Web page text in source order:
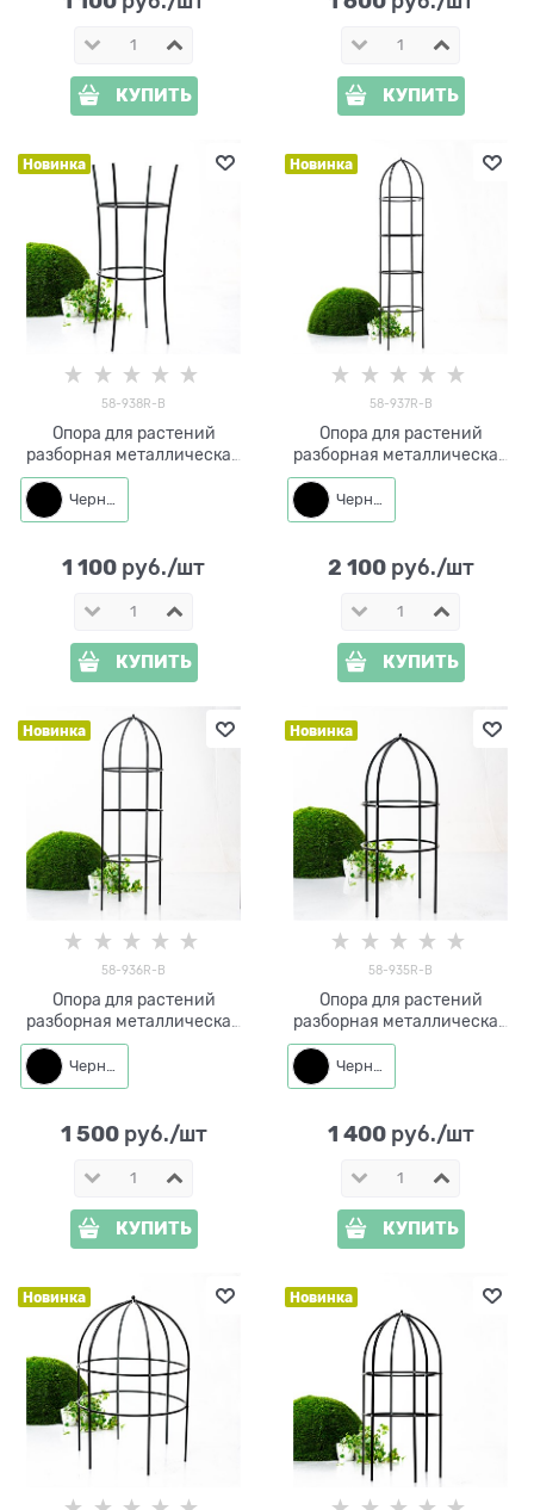
КУПИТЬ КУПИТЬ
Новинка
58-938R-B
Опора для растений
разборная металлическая
58-938R высота 90 см
Черный
1 100 руб./шт
КУПИТЬ
Новинка
58-937R-B
Опора для растений
разборная металлическая
круглая 58-937R высота 152
Черный
2 100 руб./шт
КУПИТЬ
Новинка
58-936R-B
Опора для растений
разборная металлическая
круглая 58-936R высота 118
Черный
1 500 руб./шт
КУПИТЬ
Новинка
58-935R-B
Опора для растений
разборная металлическая
круглая 58-935R высота 84
Черный
1 400 руб./шт
КУПИТЬ
Новинка Новинка